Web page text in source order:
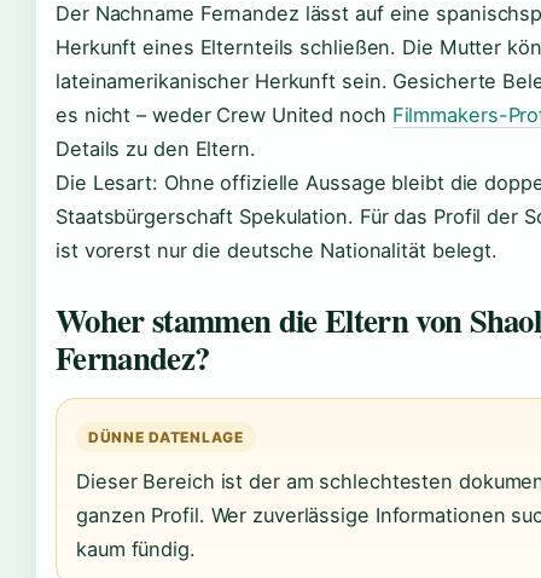
Der Nachname Fernandez lässt auf eine
Herkunft eines Elternteils schließen. Die Mutter
lateinamerikanischer Herkunft sein. Gesicherte
es nicht – weder Crew United noch Filmmakers-
Details zu den Eltern.
Die Lesart: Ohne offizielle Aussage bleibt die
Staatsbürgerschaft Spekulation. Für das Profil der
ist vorerst nur die deutsche Nationalität belegt.
Woher stammen die Eltern von
Fernandez?
DÜNNE DATENLAGE
Dieser Bereich ist der am schlechtesten
ganzen Profil. Wer zuverlässige Informationen
kaum fündig.